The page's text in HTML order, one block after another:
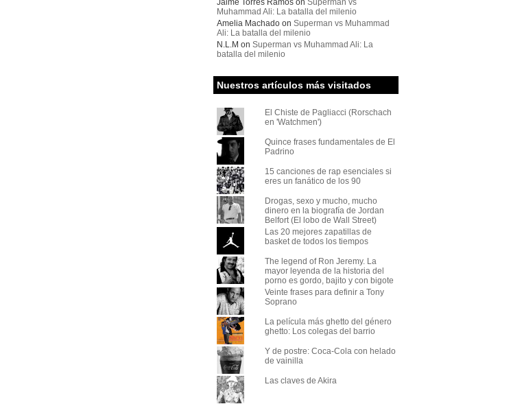
Jaime Torres Ramoson Superman vs
Muhammad Ali: La batalla del milenio
Amelia Machadoon Superman vs Muhammad
Ali: La batalla del milenio
N.L.M on Superman vs Muhammad Ali: La
batalla del milenio
Nuestros artículos más visitados
El Chiste de Pagliacci (Rorschach
en 'Watchmen')
Quince frases fundamentales de El
Padrino
15 canciones de rap esenciales si
eres un fanático de los 90
Drogas, sexo y mucho, mucho
dinero en la biografía de Jordan
Belfort (El lobo de Wall Street)
Las 20 mejores zapatillas de
basket de todos los tiempos
The legend of Ron Jeremy. La
mayor leyenda de la historia del
porno es gordo, bajito y con bigote
Veinte frases para definir a Tony
Soprano
La película más ghetto del género
ghetto: Los colegas del barrio
Y de postre: Coca-Cola con helado
de vainilla
Las claves de Akira